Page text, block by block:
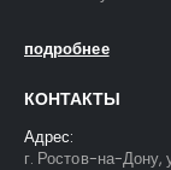
подробнее
КОНТАКТЫ
Адрес:
г. Ростов-на-Дону,